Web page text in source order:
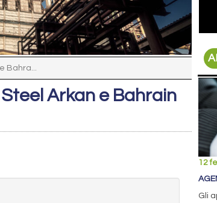
Bahra...
Arkan e Bahrain
12
Gli